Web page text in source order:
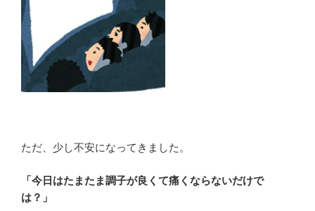
ただ、少し不安になってきました。
「今日はたまたま調子が良くて痛くならないだけで
は？」